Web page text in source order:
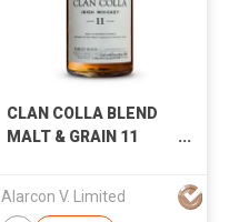
CLAN COLLA BLEND
MALT & GRAIN 11
Alarcon V. Limited